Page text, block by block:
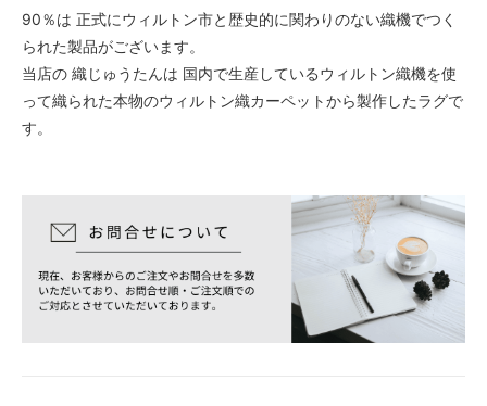
90％は 正式にウィルトン市と歴史的に関わりのない織機でつく
られた製品がございます。
当店の 織じゅうたんは 国内で生産しているウィルトン織機を使
って織られた本物のウィルトン織カーペットから製作したラグで
す。